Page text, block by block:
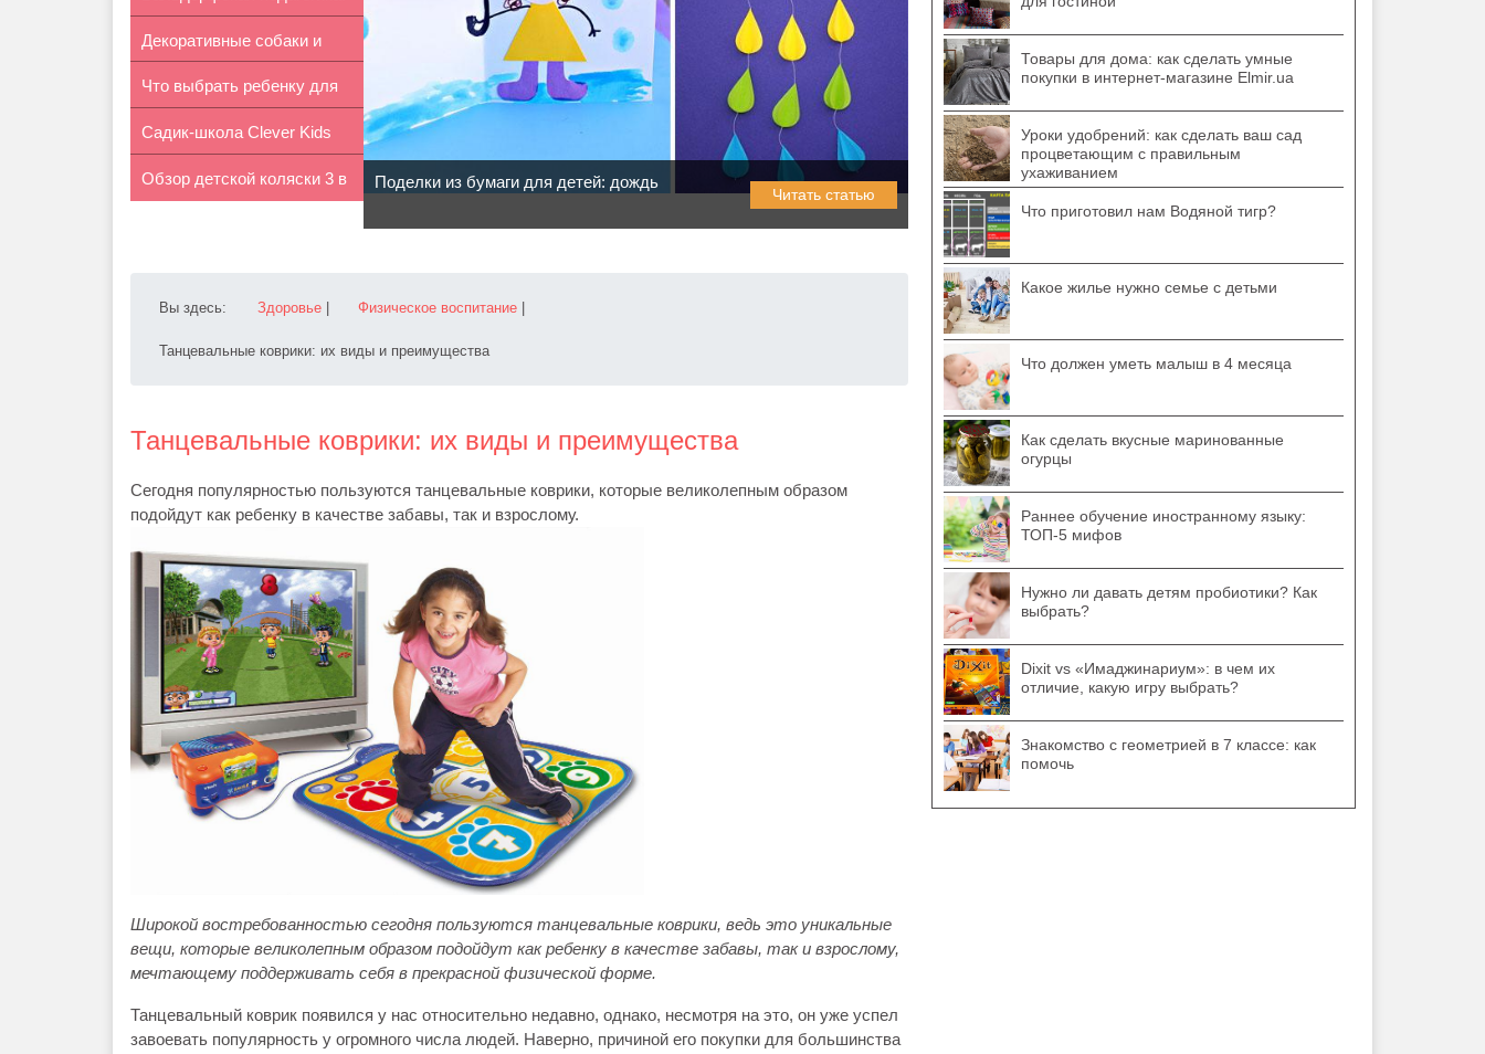
филосо...
Декоративные собаки и
дети: плю...
Что выбрать ребенку для
школы: ...
Садик-школа Clever Kids
на Обол...
Обзор детской коляски 3 в Поделки из бумаги для детей: дождь
Читать статью
Вы здесь: Здоровье Физическое воспитание
Танцевальные коврики: их виды и преимущества
Танцевальные коврики: их виды и преимущества
Сегодня популярностью пользуются танцевальные коврики, которые великолепным образом
подойдут как ребенку в качестве забавы, так и взрослому.
Широкой востребованностью сегодня пользуются танцевальные коврики, ведь это уникальные
вещи, которые великолепным образом подойдут как ребенку в качестве забавы, так и взрослому,
мечтающему поддерживать себя в прекрасной физической форме.
Танцевальный коврик появился у нас относительно недавно, однако, несмотря на это, он уже успел
завоевать популярность у огромного числа людей. Наверно, причиной его покупки для большинства
Товары для дома: как сделать умные
покупки в интернет-магазине Elmir.ua
Уроки удобрений: как сделать ваш сад
процветающим с правильным
ухаживанием
Что приготовил нам Водяной тигр?
Какое жилье нужно семье с детьми
Что должен уметь малыш в 4 месяца
Как сделать вкусные маринованные
огурцы
Раннее обучение иностранному языку:
ТОП-5 мифов
Нужно ли давать детям пробиотики? Как
выбрать?
Dixit vs «Имаджинариум»: в чем их
отличие, какую игру выбрать?
Знакомство с геометрией в 7 классе: как
помочь